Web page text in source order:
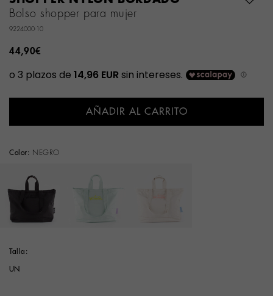
Bolso shopper para mujer
9224000-10
44,90€
AÑADIR AL CARRITO
Color: NEGRO
Talla:
UN